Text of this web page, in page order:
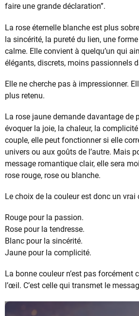
faire une grande déclaration”.
La rose éternelle blanche est plus
la sincérité, la pureté du lien, une
calme. Elle convient à quelqu’un qui
élégants, discrets, moins passionnels
Elle ne cherche pas à impressionner.
plus retenu.
La rose jaune demande davantage de
évoquer la joie, la chaleur, la
couple, elle peut fonctionner si elle
univers ou aux goûts de l’autre. Mais
message romantique clair, elle sera
rose rouge, rose ou blanche.
Le choix de la couleur est donc un vrai
Rouge pour la passion.
Rose pour la tendresse.
Blanc pour la sincérité.
Jaune pour la complicité.
La bonne couleur n’est pas forcément
l’œil. C’est celle qui transmet le